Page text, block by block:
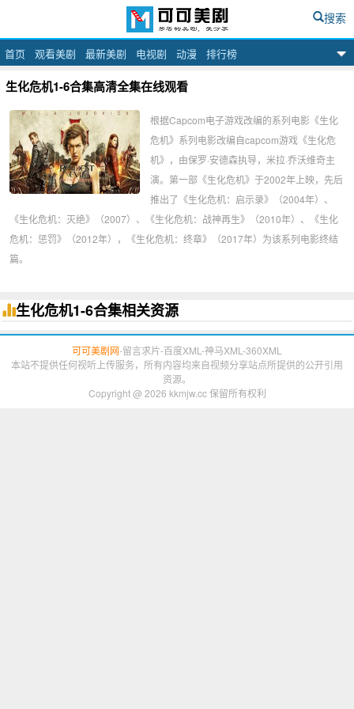
可可美剧网
首页 观看美剧 最新美剧 电视剧 动漫 排行榜
搜索
生化危机1-6合集高清全集在线观看
根据Capcom电子游戏改编的系列电影《生化
危机》系列电影改编自capcom游戏《生化危
机》，由保罗·安德森执导，米拉·乔沃维奇主
演。第一部《生化危机》于2002年上映，先后
推出了《生化危机：启示录》（2004年）、
《生化危机：灭绝》（2007）、《生化危机：战神再生》（2010年）、《生化
危机：惩罚》（2012年），《生化危机：终章》（2017年）为该系列电影终结
篇。
生化危机1-6合集相关资源
可可美剧网-留言求片-百度XML -神马XML -360XML
本站不提供任何视听上传服务，所有内容均来自视频分享站点所提供的公开引用
资源。
Copyright @ 2026 kkmjw.cc 保留所有权利